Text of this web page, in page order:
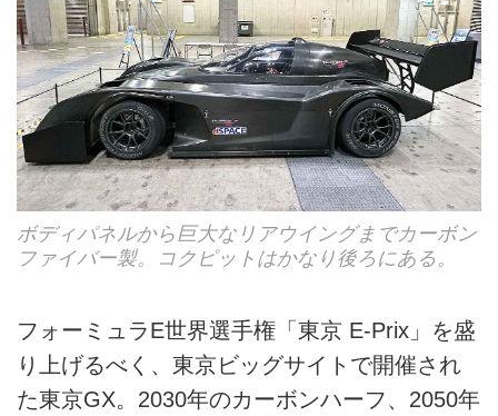
ボディパネルから巨大なリアウイングまでカーボン
ファイバー製。コクピットはかなり後ろにある。
フォーミュラE世界選手権「東京 E-Prix」を盛
り上げるべく、東京ビッグサイトで開催され
た東京GX。2030年のカーボンハーフ、2050年